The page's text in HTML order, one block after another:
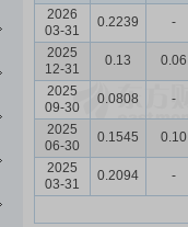
2026
03-31
0.2239 -
2025
12-31
0.13 0.06
2025
09-30
0.0808 -
2025
06-30
0.1545 0.10
2025
03-31
0.2094 -